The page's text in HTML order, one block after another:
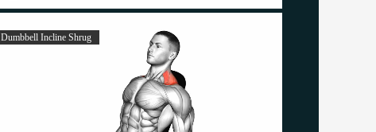
Dumbbell Incline Shrug